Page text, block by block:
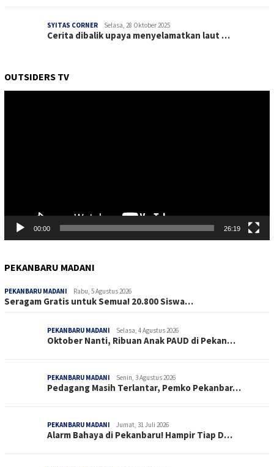
SYITAS CORNER Selasa, 28 Oktober 2025
Cerita dibalik upaya menyelamatkan laut …
OUTSIDERS TV
00:00 26:19
PEKANBARU MADANI
PEKANBARU MADANI Rabu, 5 Agustus 2026
Seragam Gratis untuk Semua! 20.800 Siswa…
PEKANBARU MADANI Selasa, 4 Agustus 2026
Oktober Nanti, Ribuan Anak PAUD di Pekan…
PEKANBARU MADANI Senin, 3 Agustus 2026
Pedagang Masih Terlantar, Pemko Pekanbar…
PEKANBARU MADANI Jumat, 31 Juli 2026
Alarm Bahaya di Pekanbaru! Hampir Tiap D…